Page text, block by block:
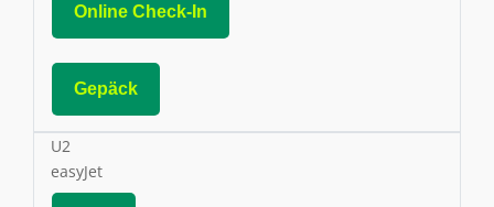
Online Check-In
Gepäck
U2
easyJet